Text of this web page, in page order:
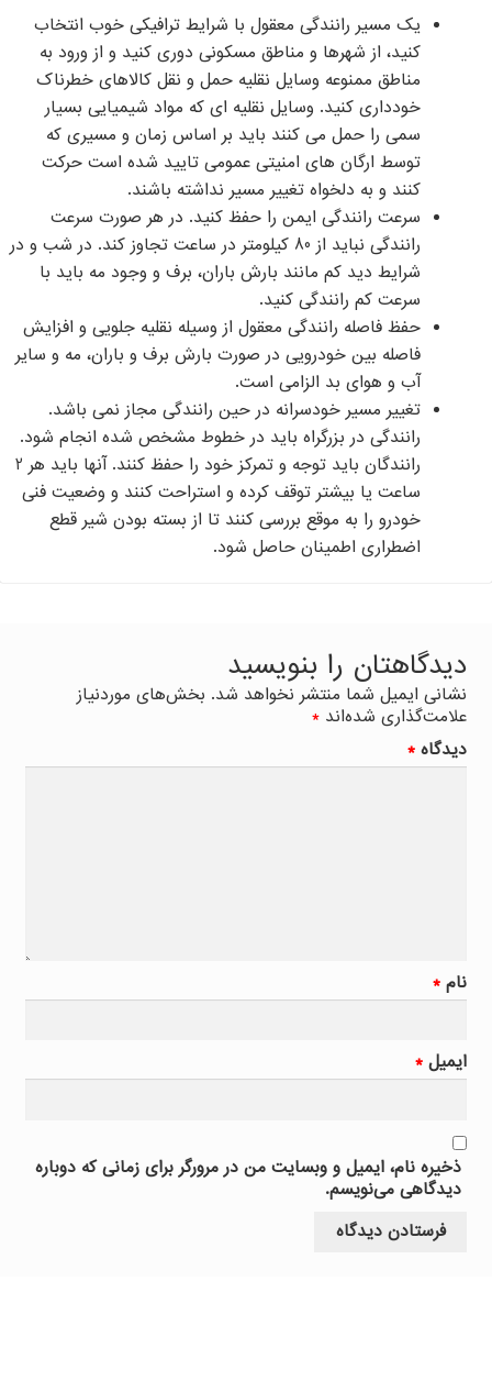
یک مسیر رانندگی معقول با شرایط ترافیکی خوب انتخاب
کنید، از شهرها و مناطق مسکونی دوری کنید و از ورود به
مناطق ممنوعه وسایل نقلیه حمل و نقل کالاهای خطرناک
خودداری کنید. وسایل نقلیه ای که مواد شیمیایی بسیار
سمی را حمل می کنند باید بر اساس زمان و مسیری که
توسط ارگان های امنیتی عمومی تایید شده است حرکت
کنند و به دلخواه تغییر مسیر نداشته باشند.
سرعت رانندگی ایمن را حفظ کنید. در هر صورت سرعت
رانندگی نباید از 80 کیلومتر در ساعت تجاوز کند. در شب و در
شرایط دید کم مانند بارش باران، برف و وجود مه باید با
سرعت کم رانندگی کنید.
حفظ فاصله رانندگی معقول از وسیله نقلیه جلویی و افزایش
فاصله بین خودرویی در صورت بارش برف و باران، مه و سایر
آب و هوای بد الزامی است.
تغییر مسیر خودسرانه در حین رانندگی مجاز نمی باشد.
رانندگی در بزرگراه باید در خطوط مشخص شده انجام شود.
رانندگان باید توجه و تمرکز خود را حفظ کنند. آنها باید هر 2
ساعت یا بیشتر توقف کرده و استراحت کنند و وضعیت فنی
خودرو را به موقع بررسی کنند تا از بسته بودن شیر قطع
اضطراری اطمینان حاصل شود.
دیدگاهتان را بنویسید
نشانی ایمیل شما منتشر نخواهد شد. بخش‌های موردنیاز
علامت‌گذاری شده‌اند *
دیدگاه *
نام *
ایمیل *
ذخیره نام، ایمیل و وبسایت من در مرورگر برای زمانی که دوباره
دیدگاهی می‌نویسم.